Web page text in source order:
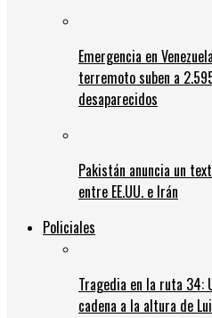
Emergencia en
terremoto suben a
desaparecidos
Pakistán anuncia un
entre EE.UU. e Irán
Policiales
Tragedia en la ruta 34:
cadena a la altura de